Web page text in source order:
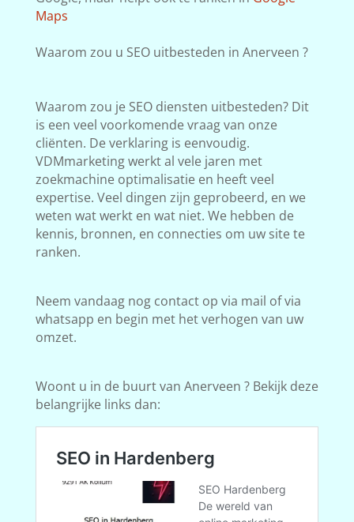
Maps
Waarom zou u SEO uitbesteden in Anerveen ?
Waarom zou je SEO diensten uitbesteden? Dit
is een veel voorkomende vraag van onze
cliënten. De verklaring is eenvoudig.
VDMmarketing werkt al vele jaren met
zoekmachine optimalisatie en heeft veel
expertise. Veel dingen zijn geprobeerd, en we
weten wat werkt en wat niet. We hebben de
kennis, bronnen, en connecties om uw site te
ranken.
Neem vandaag nog contact op via mail of via
whatsapp en begin met het verhogen van uw
omzet.
Woont u in de buurt van Anerveen ? Bekijk deze
belangrijke links dan: